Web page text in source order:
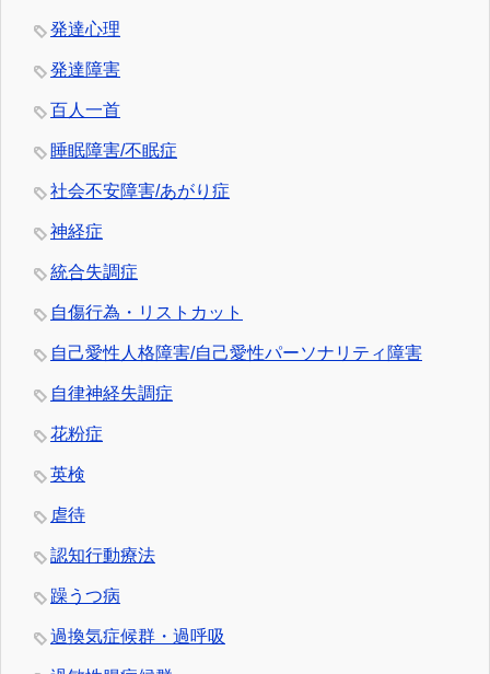
発達心理
発達障害
百人一首
睡眠障害/不眠症
社会不安障害/あがり症
神経症
統合失調症
自傷行為・リストカット
自己愛性人格障害/自己愛性パーソナリティ障害
自律神経失調症
花粉症
英検
虐待
認知行動療法
躁うつ病
過換気症候群・過呼吸